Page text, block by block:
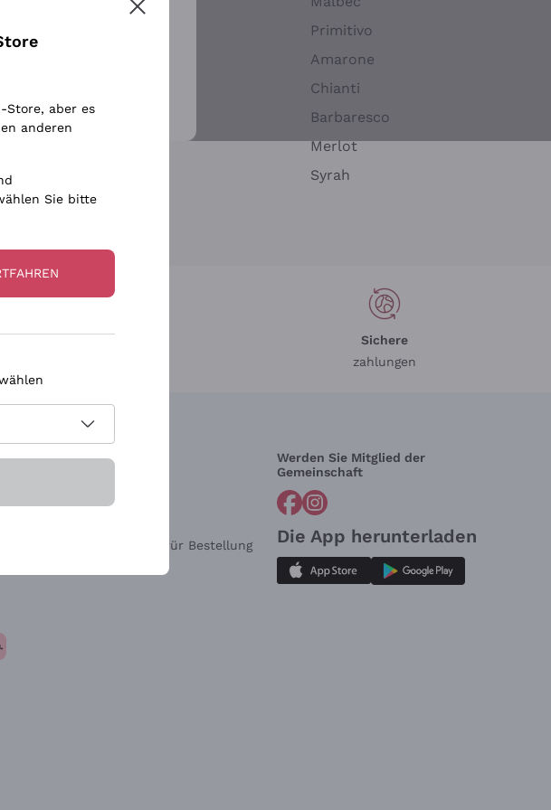
Chardonnay
Primitivo
Amarone
Chianti
Barbaresco
Merlot
Syrah
Sichere
zahlungen
Brauchen Sie Hilfe?
Widerrufsformular für Bestellung
Werden Sie Mitglied der
Gemeinschaft
Die App herunterladen
Bestimmungen
Store, aber es
anderen
Sie bitte